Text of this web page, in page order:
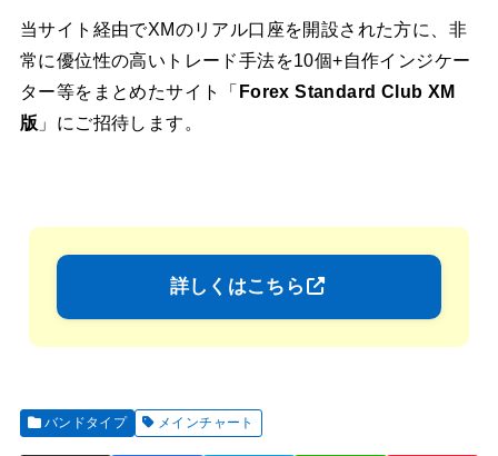
当サイト経由でXMのリアル口座を開設された方に、非
常に優位性の高いトレード手法を10個+自作インジケー
ター等をまとめたサイト「 Forex Standard Club XM
版 」にご招待します。
詳しくはこちら
バンドタイプ メインチャート